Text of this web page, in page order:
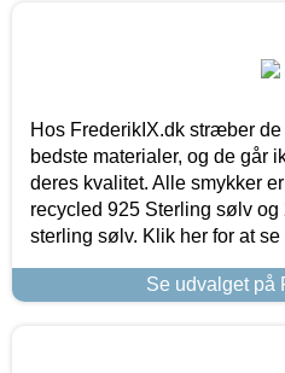
Hos FrederikIX.dk stræber
bedste materialer, og de går
deres kvalitet. Alle smykker
recycled 925 Sterling sølv
sterling sølv. Klik her for at
Se udvalget på